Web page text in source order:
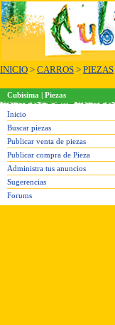
INICIO > CARROS > PIEZAS
Cubisima | Piezas
Inicio
Buscar piezas
Publicar venta de piezas
Publicar compra de Pieza
Administra tus anuncios
Sugerencias
Forums